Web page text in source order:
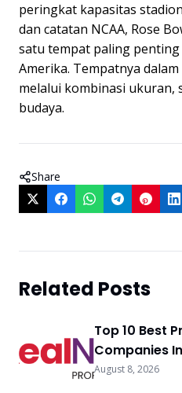
peringkat kapasitas
dan catatan NCAA, Rose
satu tempat paling
Amerika. Tempatnya
melalui kombinasi ukuran,
budaya.
Share
Related Posts
Top 10 Best
Companies
August 8, 2026